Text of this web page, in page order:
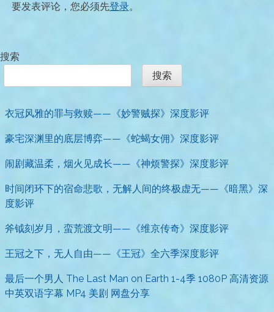
要发表评论，您必须先登录。
搜索
搜索
衣冠风雅的罪与救赎——《妙警贼探》深度影评
豪宅深渊里的底层博弈——《蛇蝎女佣》深度影评
闹剧藏温柔，烟火见成长——《神烦警探》深度影评
时间闭环下的宿命悲歌，无解人间的终极虚无——《暗黑》深
度影评
斧钺刻岁月，蛮荒渡文明——《维京传奇》深度影评
王冠之下，无人自由——《王冠》全六季深度影评
最后一个男人 The Last Man on Earth 1-4季 1080P 高清资源
中英双语字幕 MP4 美剧 网盘分享